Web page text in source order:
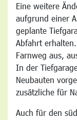
Eine weitere
aufgrund einer
geplante
Abfahrt
Farnweg aus,
In der
Neubauten
zusätzliche für
Auch für den